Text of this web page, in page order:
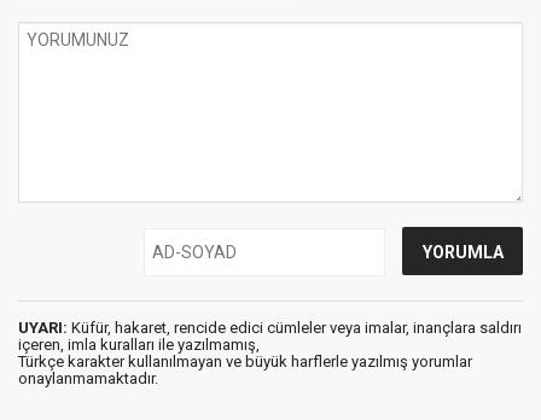
UYARI: Küfür, hakaret, rencide edici cümleler veya imalar, inançlara saldırı
içeren, imla kuralları ile yazılmamış,
Türkçe karakter kullanılmayan ve büyük harflerle yazılmış yorumlar
onaylanmamaktadır.